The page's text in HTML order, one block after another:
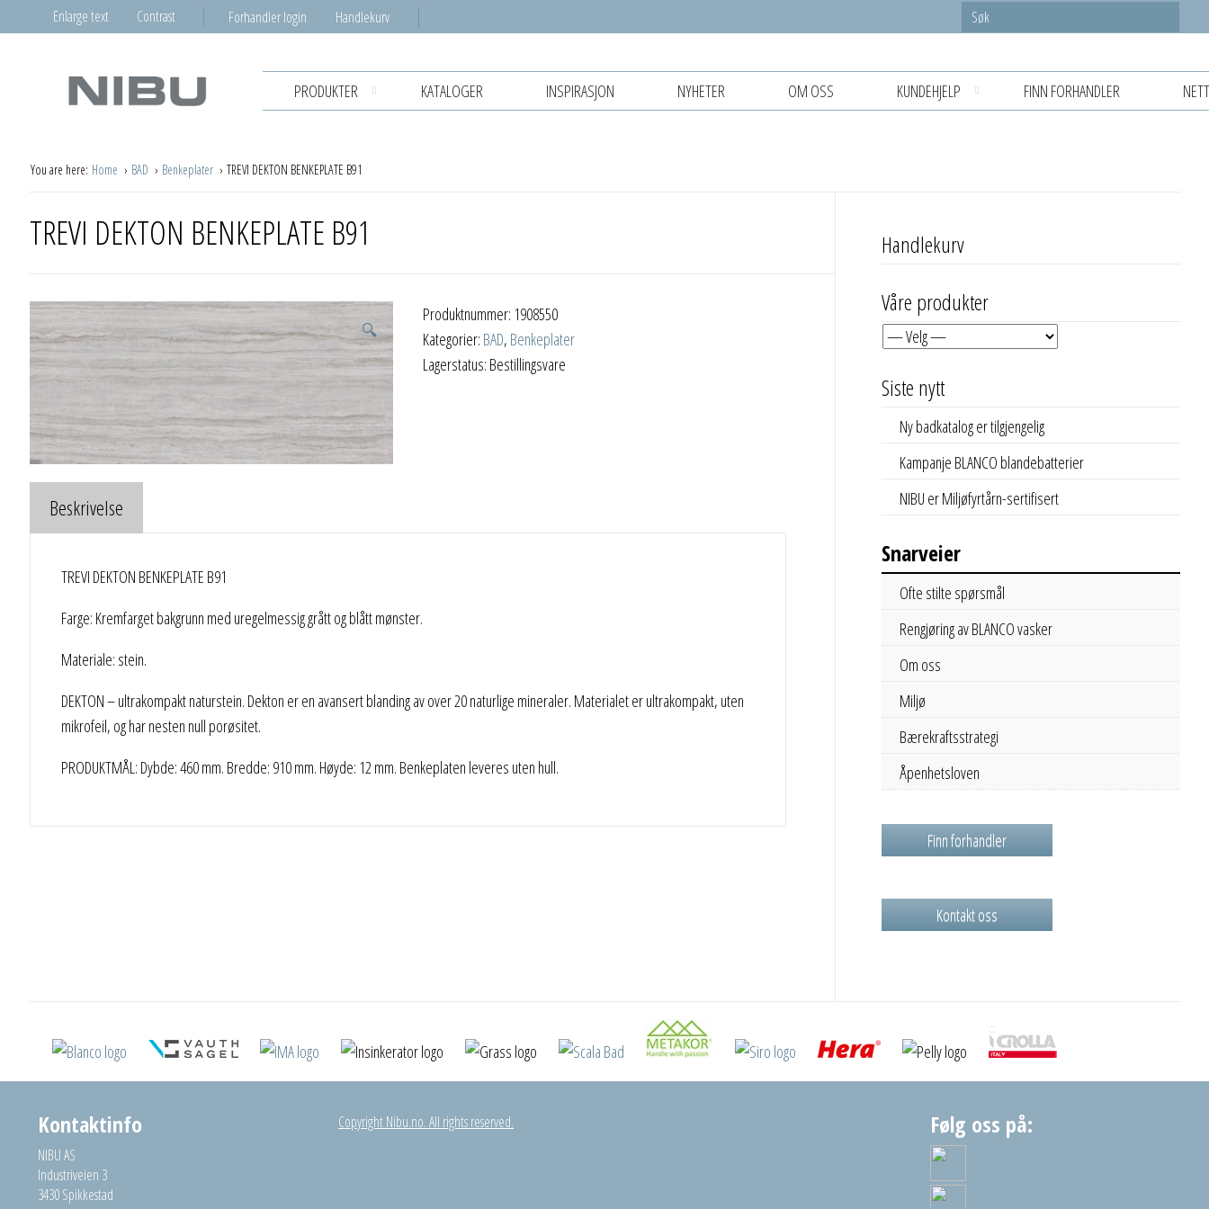
Enlarge text Contrast Forhandler login Handlekurv
PRODUKTER KATALOGER INSPIRASJON NYHETER OM OSS KUNDEHJELP FINN FORHANDLER
You are here: Home BAD Benkeplater TREVI DEKTON BENKEPLATE B91
TREVI DEKTON BENKEPLATE B91
🔍
Produktnummer: 1908550
Kategorier: BAD, Benkeplater
Lagerstatus: Bestillingsvare
Beskrivelse
TREVI DEKTON BENKEPLATE B91
Farge: Kremfarget bakgrunn med uregelmessig grått og blått mønster.
Materiale: stein.
DEKTON – ultrakompakt naturstein. Dekton er en avansert blanding av over 20 naturlige mineraler. Materialet er ultrakompakt, uten
mikrofeil, og har nesten null porøsitet.
PRODUKTMÅL: Dybde: 460 mm. Bredde: 910 mm. Høyde: 12 mm. Benkeplaten leveres uten hull.
Handlekurv
Våre produkter
Siste nytt
Ny badkatalog er tilgjengelig
Kampanje BLANCO blandebatterier
NIBU er Miljøfyrtårn-sertifisert
Snarveier
Ofte stilte spørsmål
Rengjøring av BLANCO vasker
Om oss
Miljø
Bærekraftsstrategi
Åpenhetsloven
Finn forhandler
Kontakt oss
Kontaktinfo
NIBU AS
Industriveien 3
3430 Spikkestad
Copyright Nibu.no. All rights reserved. Følg oss på: